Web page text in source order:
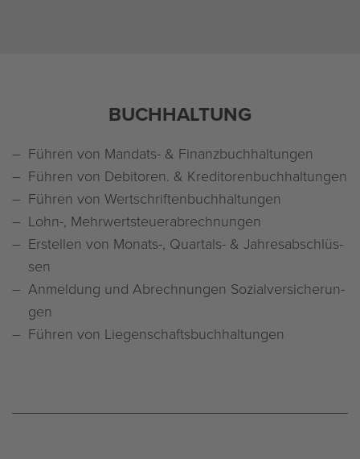
BUCH­HAL­TUNG
Füh­ren von Man­dats- & Fi­nanz­buch­hal­tun­gen
Füh­ren von De­bi­to­ren. & Kre­di­to­ren­buch­hal­tun­gen
Füh­ren von Wert­schrif­ten­buch­hal­tun­gen
Lohn-, Mehr­wert­steu­er­ab­rech­nun­gen
Er­stel­len von Mo­nats-, Quar­tals- & Jah­res­ab­schlüs­
sen
An­mel­dung und Ab­rech­nun­gen So­zi­al­ver­si­che­run­
gen
Füh­ren von Lie­gen­schafts­buch­hal­tun­gen